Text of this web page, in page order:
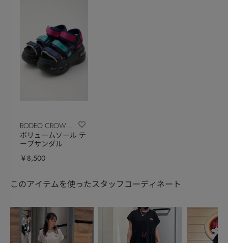
RODEO CROWNS
WIDE BOWL
ボリュームソール テ
ープサンダル
￥8,500
このアイテムを使ったスタッフコーディネート